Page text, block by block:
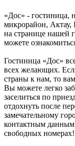
«Дос» - гостиница,
микрорайон, Актау,
на странице нашей
можете
Гостиница «Дос»
всех желающих.
страны к нам, то
Вы можете легко
заселиться по
отдохнуть после
замечательному
контактным
свободных номерах!